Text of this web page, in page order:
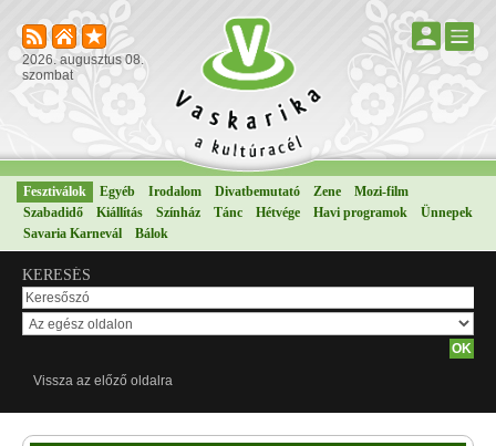
2026. augusztus 08.
szombat
Fesztiválok Egyéb Irodalom Divatbemutató Zene
Mozi-film
Szabadidő
Kiállítás Színház Tánc Hétvége Havi programok
Ünnepek
Savaria Karnevál
Bálok
KERESÉS
Vissza az előző oldalra